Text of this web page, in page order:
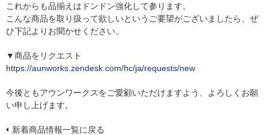
これからも品揃えはドンドン強化して参ります。
こんな商品を取り扱って欲しいというご要望がございましたら、ぜ
ひ下記よりお聞かせください。
▼商品をリクエスト
https://aunworks.zendesk.com/hc/ja/requests/new
今後ともアウンワークスをご愛顧いただけますよう、よろしくお願
い申し上げます。
新着商品情報一覧に戻る